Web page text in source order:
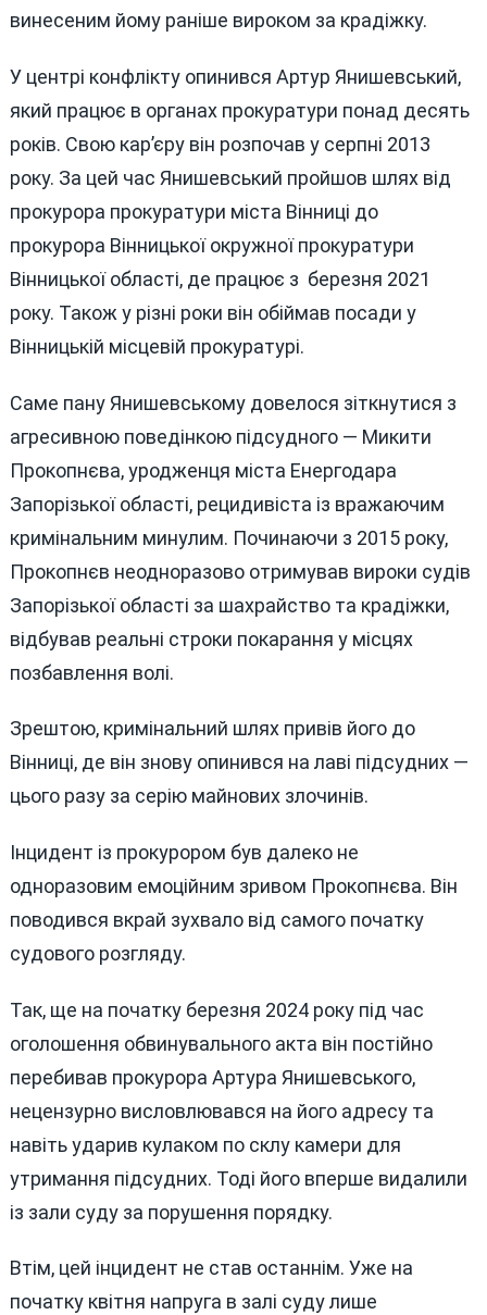
винесеним йому раніше вироком за крадіжку.
У центрі конфлікту опинився Артур Янишевський,
який працює в органах прокуратури понад десять
років. Свою кар’єру він розпочав у серпні 2013
року. За цей час Янишевський пройшов шлях від
прокурора прокуратури міста Вінниці до
прокурора Вінницької окружної прокуратури
Вінницької області, де працює з березня 2021
року. Також у різні роки він обіймав посади у
Вінницькій місцевій прокуратурі.
Саме пану Янишевському довелося зіткнутися з
агресивною поведінкою підсудного — Микити
Прокопнєва, уродженця міста Енергодара
Запорізької області, рецидивіста із вражаючим
кримінальним минулим. Починаючи з 2015 року,
Прокопнєв неодноразово отримував вироки судів
Запорізької області за шахрайство та крадіжки,
відбував реальні строки покарання у місцях
позбавлення волі.
Зрештою, кримінальний шлях привів його до
Вінниці, де він знову опинився на лаві підсудних —
цього разу за серію майнових злочинів.
Інцидент із прокурором був далеко не
одноразовим емоційним зривом Прокопнєва. Він
поводився вкрай зухвало від самого початку
судового розгляду.
Так, ще на початку березня 2024 року під час
оголошення обвинувального акта він постійно
перебивав прокурора Артура Янишевського,
нецензурно висловлювався на його адресу та
навіть ударив кулаком по склу камери для
утримання підсудних. Тоді його вперше видалили
із зали суду за порушення порядку.
Втім, цей інцидент не став останнім. Уже на
початку квітня напруга в залі суду лише